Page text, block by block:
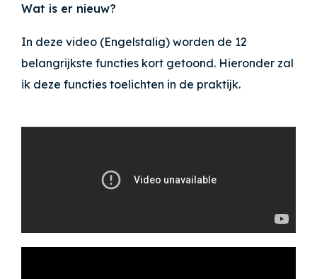
Wat is er nieuw?
In deze video (Engelstalig) worden de 12
belangrijkste functies kort getoond. Hieronder zal
ik deze functies toelichten in de praktijk.